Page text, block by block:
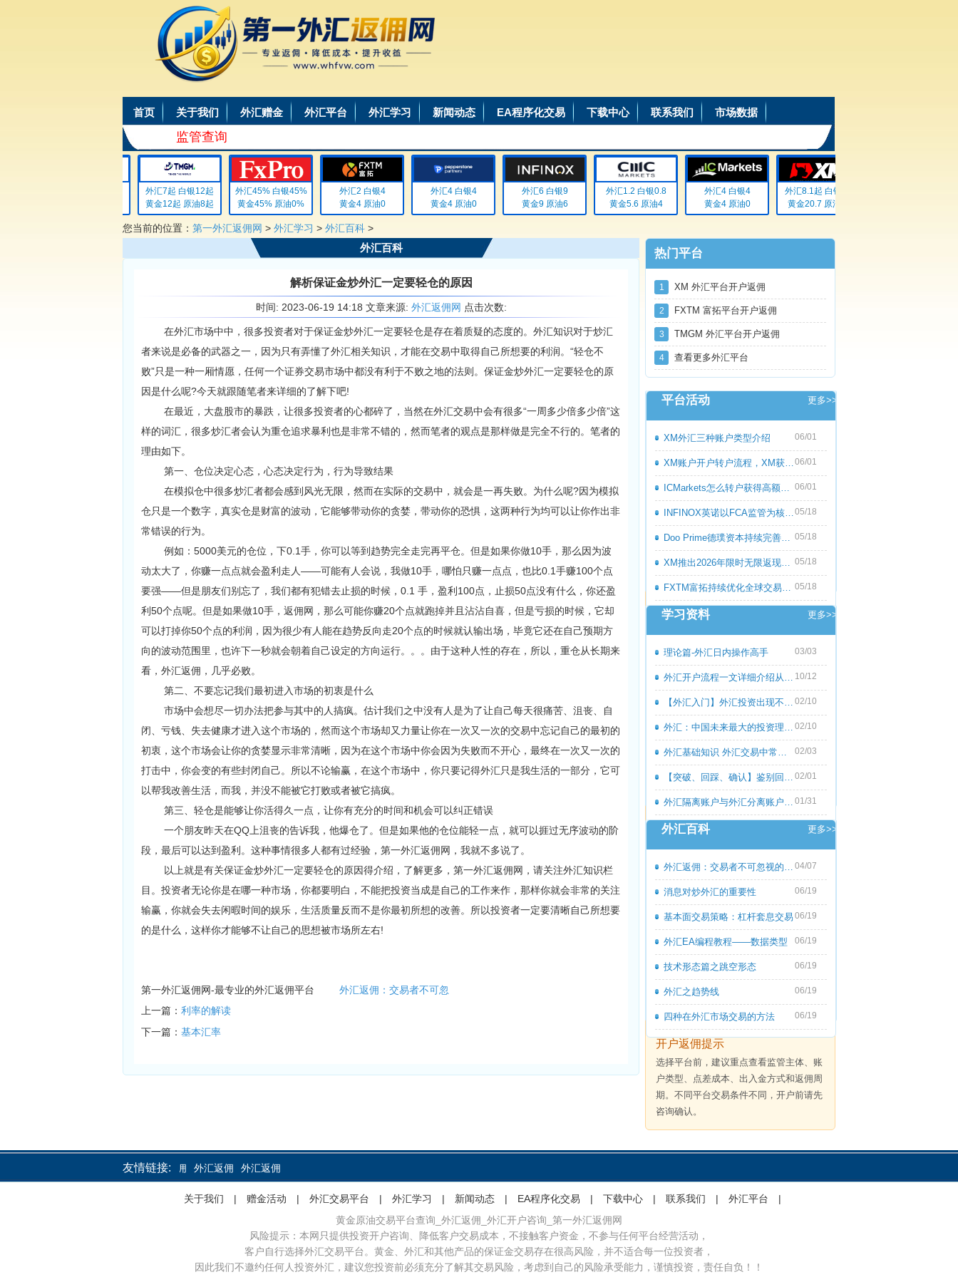
首页 关于我们 外汇赠金 外汇平台 外汇学习 新闻动态 EA程序化交易 下载中心 联系我们 市场数据
监管查询
外汇7起 白银12起
黄金12起 原油8起
外汇45% 白银45%
黄金45% 原油0%
外汇2 白银4
黄金4 原油0
外汇4 白银4
黄金4 原油0
外汇6 白银9
黄金9 原油6
外汇1.2 白银0.8
黄金5.6 原油4
外汇4 白银4
黄金4 原油0
外汇8.1起 白银72
黄金20.7 原油无
您当前的位置： 第一外汇返佣网 > 外汇学习 > 外汇百科 >
外汇百科
解析保证金炒外汇一定要轻仓的原因
时间: 2023-06-19 14:18 文章来源: 外汇返佣网 点击次数:
在外汇市场中中，很多投资者对于保证金炒外汇一定要轻仓是存在着质疑的态度的。外汇知识对于炒汇
者来说是必备的武器之一，因为只有弄懂了外汇相关知识，才能在交易中取得自己所想要的利润。“轻仓不
败”只是一种一厢情愿，任何一个证券交易市场中都没有利于不败之地的法则。保证金炒外汇一定要轻仓的原
因是什么呢?今天就跟随笔者来详细的了解下吧!
在最近，大盘股市的暴跌，让很多投资者的心都碎了，当然在外汇交易中会有很多“一周多少倍多少倍”这
样的词汇，很多炒汇者会认为重仓追求暴利也是非常不错的，然而笔者的观点是那样做是完全不行的。笔者的
理由如下。
第一、仓位决定心态，心态决定行为，行为导致结果
在模拟仓中很多炒汇者都会感到风光无限，然而在实际的交易中，就会是一再失败。为什么呢?因为模拟
仓只是一个数字，真实仓是财富的波动，它能够带动你的贪婪，带动你的恐惧，这两种行为均可以让你作出非
常错误的行为。
例如：5000美元的仓位，下0.1手，你可以等到趋势完全走完再平仓。但是如果你做10手，那么因为波
动太大了，你赚一点点就会盈利走人——可能有人会说，我做10手，哪怕只赚一点点，也比0.1手赚100个点
要强——但是朋友们别忘了，我们都有犯错去止损的时候，0.1 手，盈利100点，止损50点没有什么，你还盈
利50个点呢。但是如果做10手，返佣网，那么可能你赚20个点就跑掉并且沾沾自喜，但是亏损的时候，它却
可以打掉你50个点的利润，因为很少有人能在趋势反向走20个点的时候就认输出场，毕竟它还在自己预期方
向的波动范围里，也许下一秒就会朝着自己设定的方向运行。。。由于这种人性的存在，所以，重仓从长期来
看，外汇返佣，几乎必败。
第二、不要忘记我们最初进入市场的初衷是什么
市场中会想尽一切办法把参与其中的人搞疯。估计我们之中没有人是为了让自己每天很痛苦、沮丧、自
闭、亏钱、失去健康才进入这个市场的，然而这个市场却又力量让你在一次又一次的交易中忘记自己的最初的
初衷，这个市场会让你的贪婪显示非常清晰，因为在这个市场中你会因为失败而不开心，最终在一次又一次的
打击中，你会变的有些封闭自己。所以不论输赢，在这个市场中，你只要记得外汇只是我生活的一部分，它可
以帮我改善生活，而我，并没不能被它打败或者被它搞疯。
第三、轻仓是能够让你活得久一点，让你有充分的时间和机会可以纠正错误
一个朋友昨天在QQ上沮丧的告诉我，他爆仓了。但是如果他的仓位能轻一点，就可以捱过无序波动的阶
段，最后可以达到盈利。这种事情很多人都有过经验，第一外汇返佣网，我就不多说了。
以上就是有关保证金炒外汇一定要轻仓的原因得介绍，了解更多，第一外汇返佣网，请关注外汇知识栏
目。投资者无论你是在哪一种市场，你都要明白，不能把投资当成是自己的工作来作，那样你就会非常的关注
输赢，你就会失去闲暇时间的娱乐，生活质量反而不是你最初所想的改善。所以投资者一定要清晰自己所想要
的是什么，这样你才能够不让自己的思想被市场所左右!
第一外汇返佣网-最专业的外汇返佣平台
外汇返佣：交易者不可忽
上一篇： 利率的解读
下一篇： 基本汇率
热门平台
1 XM 外汇平台开户返佣
2 FXTM 富拓平台开户返佣
3 TMGM 外汇平台开户返佣
4 查看更多外汇平台
平台活动 更多>>
XM外汇三种账户类型介绍 06/01
XM账户开户转户流程，XM获取高额返佣教程06/01
ICMarkets怎么转户获得高额返佣呢？ICMark 06/01
INFINOX英诺以FCA监管为核心优势，持续优化05/18
Doo Prime德璞资本持续完善多资产交易服务 05/18
XM推出2026年限时无限返现活动，交易越多 05/18
FXTM富拓持续优化全球交易服务，多元化产 05/18
学习资料 更多>>
理论篇-外汇日内操作高手 03/03
外汇开户流程一文详细介绍从零到一 10/12
【外汇入门】外汇投资出现不良心态的原 02/10
外汇：中国未来最大的投资理财市场 02/10
外汇基础知识 外汇交易中常见的外汇专用 02/03
【突破、回踩、确认】鉴别回撤和倒退 02/01
外汇隔离账户与外汇分离账户的区别 01/31
外汇百科 更多>>
外汇返佣：交易者不可忽视的隐藏收益 04/07
消息对炒外汇的重要性 06/19
基本面交易策略：杠杆套息交易 06/19
外汇EA编程教程――数据类型 06/19
技术形态篇之跳空形态 06/19
外汇之趋势线 06/19
四种在外汇市场交易的方法 06/19
开户返佣提示
选择平台前，建议重点查看监管主体、账
户类型、点差成本、出入金方式和返佣周
期。不同平台交易条件不同，开户前请先
咨询确认。
友情链接:
外汇返佣 外汇返佣 外汇返佣
关于我们 | 赠金活动 | 外汇交易平台 | 外汇学习 | 新闻动态 | EA程序化交易 | 下载中心 | 联系我们 | 外汇平台
|
黄金原油交易平台查询_外汇返佣_外汇开户咨询_第一外汇返佣网
风险提示：本网只提供投资开户咨询、降低客户交易成本，不接触客户资金，不参与任何平台经营活动，
客户自行选择外汇交易平台。黄金、外汇和其他产品的保证金交易存在很高风险，并不适合每一位投资者，
因此我们不邀约任何人投资外汇，建议您投资前必须充分了解其交易风险，考虑到自己的风险承受能力，谨慎投资，责任自负！！